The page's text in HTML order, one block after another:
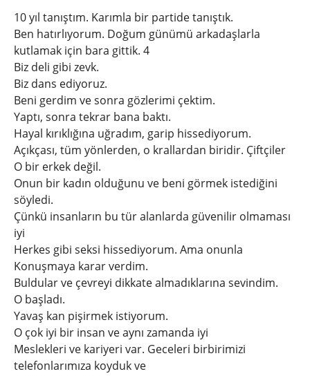
10 yıl tanıştım. Karımla bir partide tanıştık.
Ben hatırlıyorum. Doğum günümü arkadaşlarla
kutlamak için bara gittik. 4
Biz deli gibi zevk.
Biz dans ediyoruz.
Beni gerdim ve sonra gözlerimi çektim.
Yaptı, sonra tekrar bana baktı.
Hayal kırıklığına uğradım, garip hissediyorum.
Açıkçası, tüm yönlerden, o krallardan biridir. Çiftçiler
O bir erkek değil.
Onun bir kadın olduğunu ve beni görmek istediğini
söyledi.
Çünkü insanların bu tür alanlarda güvenilir olmaması
iyi
Herkes gibi seksi hissediyorum. Ama onunla
Konuşmaya karar verdim.
Buldular ve çevreyi dikkate almadıklarına sevindim.
O başladı.
Yavaş kan pişirmek istiyorum.
O çok iyi bir insan ve aynı zamanda iyi
Meslekleri ve kariyeri var. Geceleri birbirimizi
telefonlarımıza koyduk ve